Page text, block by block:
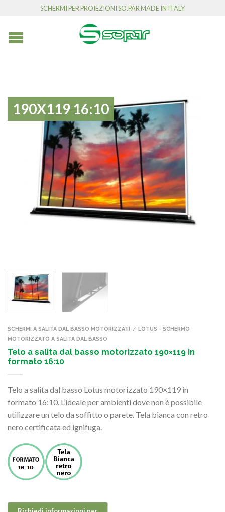
SCHERMI PER PROIEZIONI SO.PAR MADE IN ITALY
190X119 16:10
SCHERMI A SALITA DAL BASSO MOTORIZZATI /
LOTUS - SCHERMO
MOTORIZZATO A SALITA DAL BASSO
Telo a salita dal basso motorizzato 190×119 in
formato 16:10
Telo a salita dal basso Lotus motorizzato 190×119 in
formato 16:10. L’ideale per ambienti dove non è possibile
utilizzare un telo da soffitto o parete. Tela bianca con retro
nero certificata ed ignifuga.